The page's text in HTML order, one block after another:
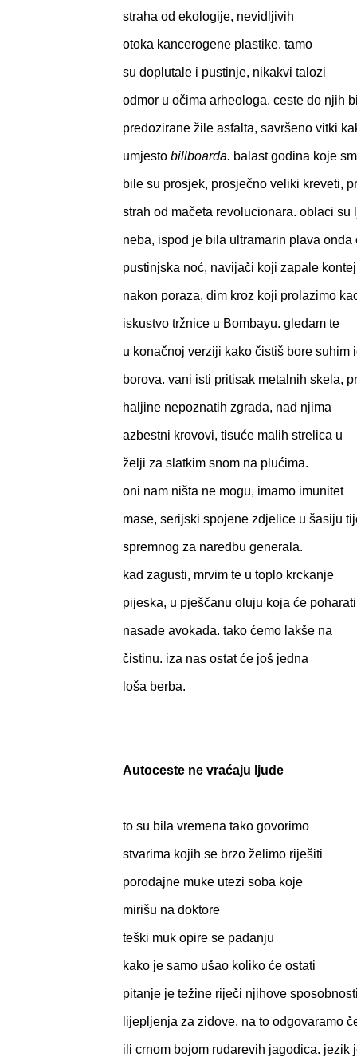
straha od ekologije, nevidljivih
otoka kancerogene plastike. tamo
su doplutale i pustinje, nikakvi talozi
odmor u očima arheologa. ceste do njih
predozirane žile asfalta, savršeno vitki
umjesto billboarda. balast godina koje
bile su prosjek, prosječno veliki kreveti,
strah od mačeta revolucionara. oblaci su
neba, ispod je bila ultramarin plava onda
pustinjska noć, navijači koji zapale
nakon poraza, dim kroz koji prolazimo
iskustvo tržnice u Bombayu. gledam te
u konačnoj verziji kako čistiš bore suhim
borova. vani isti pritisak metalnih skela,
haljine nepoznatih zgrada, nad njima
azbestni krovovi, tisuće malih strelica u
želji za slatkim snom na plućima.
oni nam ništa ne mogu, imamo imunitet
mase, serijski spojene zdjelice u šasiju
spremnog za naredbu generala.
kad zagusti, mrvim te u toplo krckanje
pijeska, u pješčanu oluju koja će poharati
nasade avokada. tako ćemo lakše na
čistinu. iza nas ostat će još jedna
loša berba.
Autoceste ne vraćaju ljude
to su bila vremena tako govorimo
stvarima kojih se brzo želimo riješiti
porođajne muke utezi soba koje
mirišu na doktore
teški muk opire se padanju
kako je samo ušao koliko će ostati
pitanje je težine riječi njihove
lijepljenja za zidove. na to odgovaramo
ili crnom bojom rudarevih jagodica. jezik